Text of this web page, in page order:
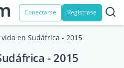
Conectarse Registrase
vida en Sudáfrica - 2015
- 2015